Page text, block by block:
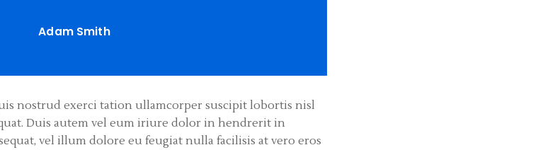
Adam Smith
nostrud exerci tation ullamcorper suscipit lobortis nisl
Duis autem vel eum iriure dolor in hendrerit in
vel illum dolore eu feugiat nulla facilisis at vero eros